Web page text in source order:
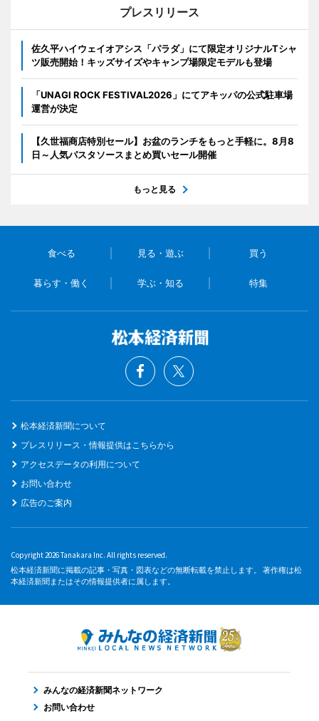
プレスリリース
佐久平ハイウェイオアシス「パラダ」にて限定オリジナルTシャ
ツ販売開始！キッズサイズやキャンプ場限定モデルも登場
「UNAGI ROCK FESTIVAL2026」にてアキッパの公式駐車場
運営が決定
【久世福商店特別セール】お盆のランチをもっと手軽に。8月8
日～人気パスタソースまとめ買いセール開催
もっと見る
食べる 見る・遊ぶ 買う
暮らす・働く 学ぶ・知る 特集
松本経済新聞について
プレスリリース・情報提供はこちらから
アクセスデータの利用について
お問い合わせ
広告のご案内
Copyright 2026 Tanakara Inc. All rights reserved.
松本経済新聞に掲載の記事・写真・図表などの無断転載を禁止します。 著作権は松
本経済新聞またはその情報提供者に属します。
みんなの経済新聞ネットワーク
お問い合わせ